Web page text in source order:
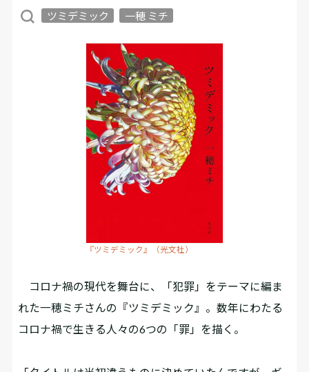
ツミデミック 一穂 ミチ
『ツミデミック』（光文社）
コロナ禍の現代を舞台に、「犯罪」をテーマに編ま
れた一穂ミチさんの『ツミデミック』。数年にわたる
コロナ禍で生きる人々の6つの「罪」を描く。